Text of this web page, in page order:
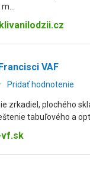
VAF
Pridať hodnotenie
zrkadiel, plochého
tabuľového a
vf.sk